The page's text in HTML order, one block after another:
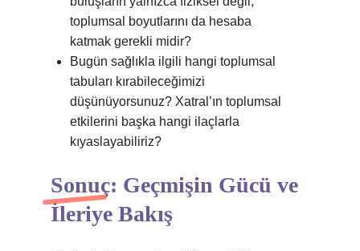
toplumsal boyutlarını da hesaba
katmak gerekli midir?
Bugün sağlıkla ilgili hangi toplumsal
tabuları kırabileceğimizi
düşünüyorsunuz? Xatral’ın toplumsal
etkilerini başka hangi ilaçlarla
kıyaslayabiliriz?
Sonuç: Geçmişin Gücü ve
İleriye Bakış